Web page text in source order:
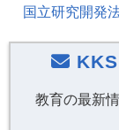
国立研究開発
教育の最新